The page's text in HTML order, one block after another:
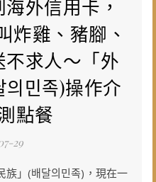
外信用卡，
炸雞、豬腳、
求人～「外
민족)操作介
點餐
29